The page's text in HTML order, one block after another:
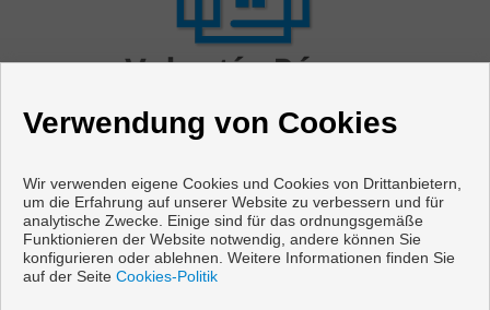
Wohnungen und häuser zum verkauf in Cabanas
Verwendung von Cookies
Wir verwenden eigene Cookies und Cookies von Drittanbietern,
um die Erfahrung auf unserer Website zu verbessern und für
analytische Zwecke. Einige sind für das ordnungsgemäße
Funktionieren der Website notwendig, andere können Sie
konfigurieren oder ablehnen. Weitere Informationen finden Sie
auf der Seite Cookies-Politik